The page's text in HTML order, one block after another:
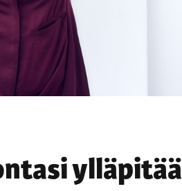
ylläpitää